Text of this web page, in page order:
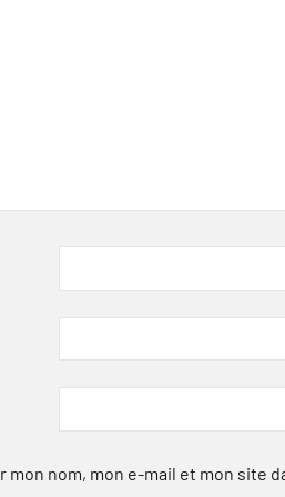
mon nom, mon e-mail et mon site